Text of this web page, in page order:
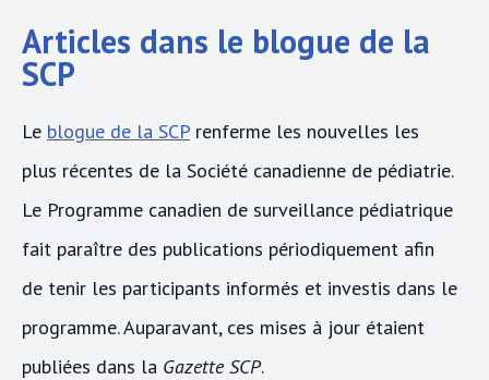
Articles dans le blogue de la
SCP
Le blogue de la SCP renferme les nouvelles les
plus récentes de la Société canadienne de pédiatrie.
Le Programme canadien de surveillance pédiatrique
fait paraître des publications périodiquement afin
de tenir les participants informés et investis dans le
programme. Auparavant, ces mises à jour étaient
publiées dans la Gazette SCP.